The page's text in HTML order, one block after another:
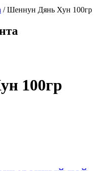
/Шеннун Дянь Хун 100гр
100гр